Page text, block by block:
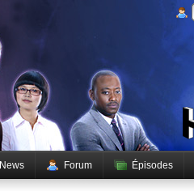
News Forum Épisodes